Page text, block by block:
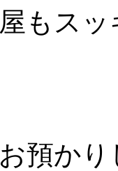
屋もス
お預か